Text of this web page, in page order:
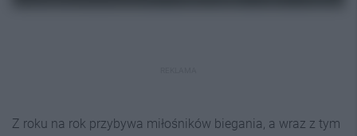
Z roku na rok przybywa miłośników biegania, a wraz z tym